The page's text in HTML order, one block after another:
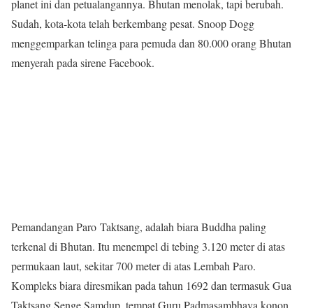
planet ini dan petualangannya. Bhutan menolak, tapi berubah.
Sudah, kota-kota telah berkembang pesat. Snoop Dogg
menggemparkan telinga para pemuda dan 80.000 orang Bhutan
menyerah pada sirene Facebook.
Pemandangan Paro Taktsang, adalah biara Buddha paling
terkenal di Bhutan. Itu menempel di tebing 3.120 meter di atas
permukaan laut, sekitar 700 meter di atas Lembah Paro.
Kompleks biara diresmikan pada tahun 1692 dan termasuk Gua
Taktsang Senge Samdup, tempat Guru Padmasambhava konon